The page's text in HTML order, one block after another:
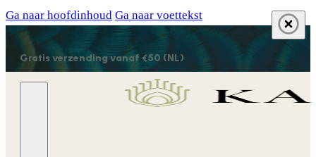
Ga naar hoofdinhoud Ga naar voettekst
Gratis verzending vanaf €50 (NL)